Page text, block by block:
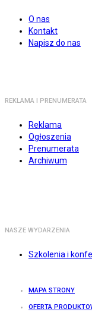
O nas
Kontakt
Napisz do nas
REKLAMA I PRENUMERATA
Reklama
Ogłoszenia
Prenumerata
Archiwum
NASZE WYDARZENIA
Szkolenia i
MAPA STRONY
OFERTA